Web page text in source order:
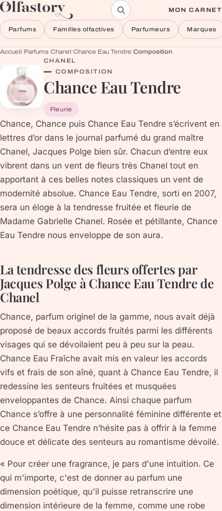
Aller au contenu MON CARNET
Parfums Familles olfactives Parfumeurs Marques
Accueil/Parfums/Chanel/Chance Eau Tendre/Composition
CHANEL
COMPOSITION
Chance Eau Tendre
Fleurie
Chance, Chance puis Chance Eau Tendre s’écrivent en
lettres d’or dans le journal parfumé du grand maître
Chanel, Jacques Polge bien sûr. Chacun d’entre eux
vibrent dans un vent de fleurs très Chanel tout en
apportant à ces belles notes classiques un vent de
modernité absolue. Chance Eau Tendre, sorti en 2007,
sera un éloge à la tendresse fruitée et fleurie de
Madame Gabrielle Chanel. Rosée et pétillante, Chance
Eau Tendre nous enveloppe de son aura.
La tendresse des fleurs offertes par
Jacques Polge à Chance Eau Tendre de
Chanel
Chance, parfum originel de la gamme, nous avait déjà
proposé de beaux accords fruités parmi les différents
visages qui se dévoilaient peu à peu sur la peau.
Chance Eau Fraîche avait mis en valeur les accords
vifs et frais de son aîné, quant à Chance Eau Tendre, il
redessine les senteurs fruitées et musquées
enveloppantes de Chance. Ainsi chaque parfum
Chance s’offre à une personnalité féminine différente et
ce Chance Eau Tendre n’hésite pas à offrir à la femme
douce et délicate des senteurs au romantisme dévoilé.
« Pour créer une fragrance, je pars d'une intuition. Ce
qui m'importe, c'est de donner au parfum une
dimension poétique, qu'il puisse retranscrire une
dimension intérieure de la femme, comme une robe